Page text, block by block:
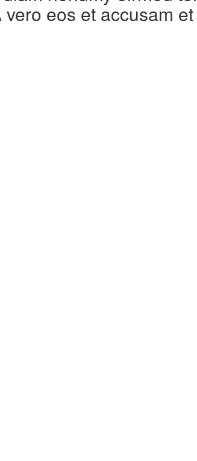
eos et accusam